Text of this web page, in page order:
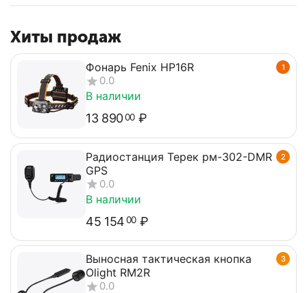
Хиты продаж
1
Фонарь Fenix HP16R
0.0
В наличии
13 89000 ₽
2
Радиостанция Терек рм-302-DMR
GPS
0.0
В наличии
45 15400 ₽
3
Выносная тактическая кнопка
Olight RM2R
0.0